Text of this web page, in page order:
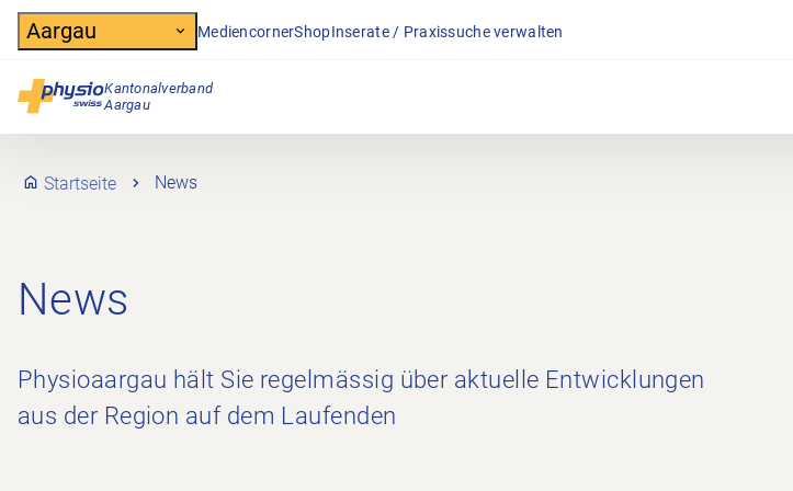
Header
Aargau MediencornerShopInserate / Praxissuche verwalten
Kantonalverband
Aargau
Hauptnavigation
Startseite News
News
Physioaargau hält Sie regelmässig über aktuelle Entwicklungen
aus der Region auf dem Laufenden